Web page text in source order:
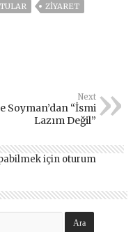
ZIYARET
Next
Soyman’dan “İsmi
Lazım Değil”
için oturum